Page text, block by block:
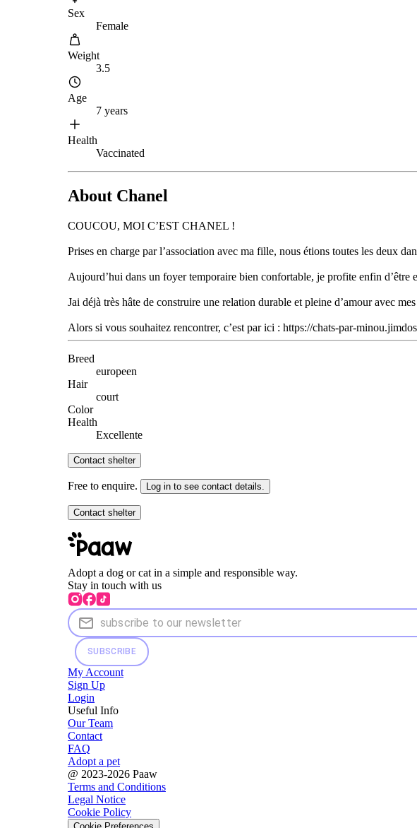
Sex
Female
Weight
3.5
Age
7 years
Health
Vaccinated
About Chanel
COUCOU, MOI C’EST CHANEL !
Prises en charge par l’association avec ma fille, nous étions toutes les deux
Aujourd’hui dans un foyer temporaire bien confortable, je profite enfin d’être
Jai déjà très hâte de construire une relation durable et pleine d’amour avec
Alors si vous souhaitez rencontrer, c’est par ici : https://chats-par-
Breed
europeen
Hair
court
Color
Health
Excellente
Contact shelter
Free to enquire. Log in to see contact details.
Contact shelter
Adopt a dog or cat in a simple and responsible way.
Stay in touch with us
SUBSCRIBE
My Account
Sign Up
Login
Useful Info
Our Team
Contact
FAQ
Adopt a pet
@ 2023-2026 Paaw
Terms and Conditions
Legal Notice
Cookie Policy